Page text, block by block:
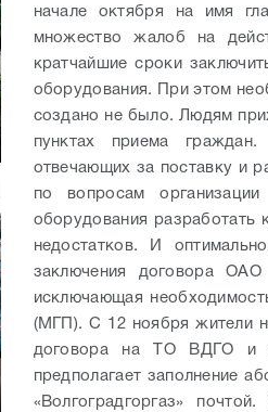
начале октября на имя
множество жалоб на
кратчайшие сроки
оборудования. При этом
создано не было. Людям
пунктах приема граждан.
отвечающих за поставку и
по вопросам организации
оборудования разработать
недостатков. И
заключения договора ОАО
исключающая
(МГП). С 12 ноября жители
договора на ТО ВДГО и
предполагает заполнение
«Волгоградгоргаз»